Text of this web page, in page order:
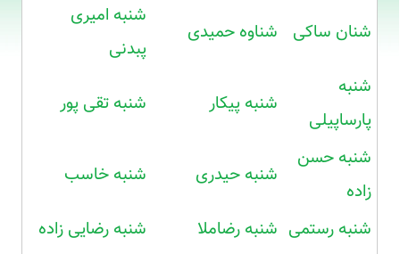
شنان ساکی شناوه حمیدی
شنبه امیری
پبدنی
شنبه
پارساپیلی
شنبه پیکار شنبه تقی پور
شنبه حسن
زاده
شنبه حیدری شنبه خاسب
شنبه رستمی شنبه رضاملا شنبه رضایی زاده